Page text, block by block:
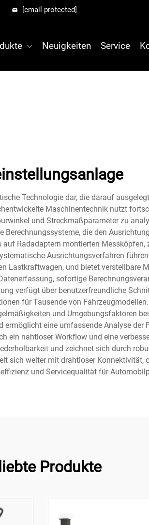
[email protected]
Neuigkeiten Service
Technologie dar, die darauf
Maschinentechnik nutzt
und Streckmaßparameter zu
die den
Radadaptern montierten
Ausrichtungsverfahren
Lastkraftwagen, und bietet verstellbare
sofortige
verfügt über benutzerfreundliche
für Tausende von
und Umgebungsfaktoren
eine umfassende Analyse
ein nahtloser Workflow und eine
und zeichnet sich durch
sich weiter mit drahtloser Konnektivität,
und Servicequalität für
Produkte